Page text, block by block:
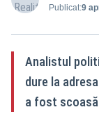
Publicat:9
Analistul
dure la
a fost